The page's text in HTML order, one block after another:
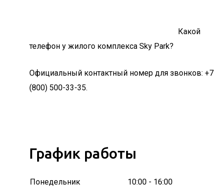
Какой
телефон у жилого комплекса Sky Park?
Официальный контактный номер для звонков: +7
(800) 500-33-35.
График работы
Понедельник
10:00 - 16:00